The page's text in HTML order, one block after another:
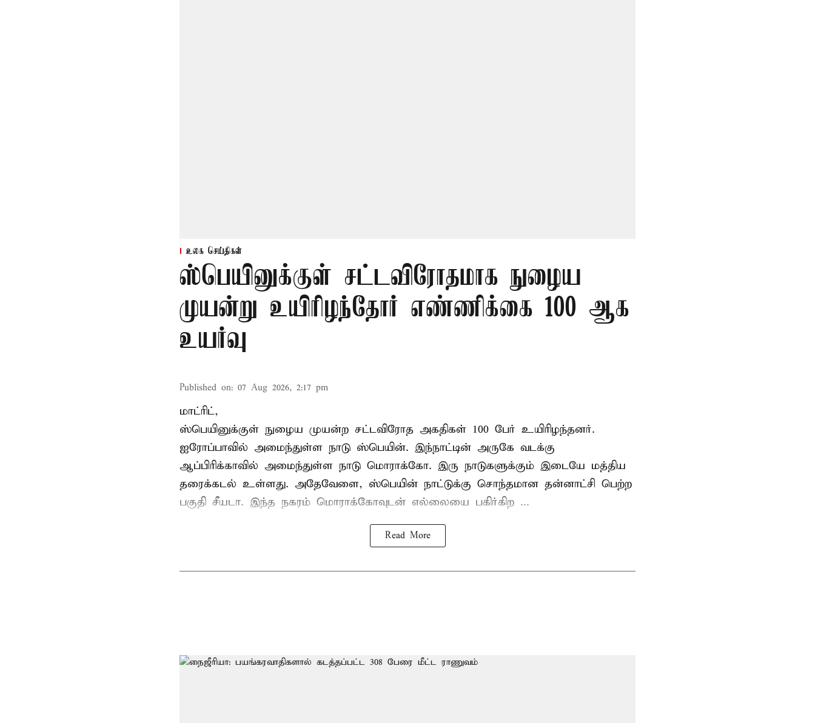
உலக செய்திகள்
ஸ்பெயினுக்குள் சட்டவிரோதமாக நுழைய
முயன்று உயிரிழந்தோர் எண்ணிக்கை 100 ஆக
உயர்வு
Published on: 07 Aug 2026, 2:17 pm
மாட்ரிட்,
ஸ்பெயினுக்குள் நுழைய முயன்ற சட்டவிரோத அகதிகள் 100 பேர் உயிரிழந்தனர்.
ஐரோப்பாவில் அமைந்துள்ள நாடு ஸ்பெயின். இந்நாட்டின் அருகே வடக்கு
ஆப்பிரிக்காவில் அமைந்துள்ள நாடு மொராக்கோ. இரு நாடுகளுக்கும் இடையே மத்திய
தரைக்கடல் உள்ளது. அதேவேளை, ஸ்பெயின் நாட்டுக்கு சொந்தமான தன்னாட்சி பெற்ற
பகுதி சீயடா. இந்த நகரம் மொராக்கோவுடன் எல்லையை பகிர்கிற ...
Read More